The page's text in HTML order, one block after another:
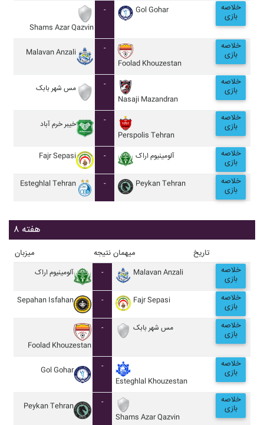
Shams Azar Qazvin
- Gol Gohar خلاصه
بازی
Malavan Anzali
-
Foolad Khouzestan
خلاصه
بازی
مس شهر بابک
-
Nasaji Mazandran
خلاصه
بازی
خيبر خرم آباد
-
Perspolis Tehran
خلاصه
بازی
Fajr Sepasi - آلومينيوم اراک خلاصه
بازی
Esteghlal Tehran - Peykan Tehran خلاصه
بازی
هفته ۸
میزبان نتیجه میهمان تاریخ
آلومينيوم اراک - Malavan Anzali خلاصه
بازی
Sepahan Isfahan - Fajr Sepasi خلاصه
بازی
Foolad Khouzestan
- مس شهر بابک خلاصه
بازی
Gol Gohar
-
Esteghlal Khouzestan
خلاصه
بازی
Peykan Tehran
-
Shams Azar Qazvin
خلاصه
بازی